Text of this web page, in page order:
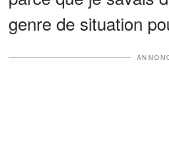
genre de situation